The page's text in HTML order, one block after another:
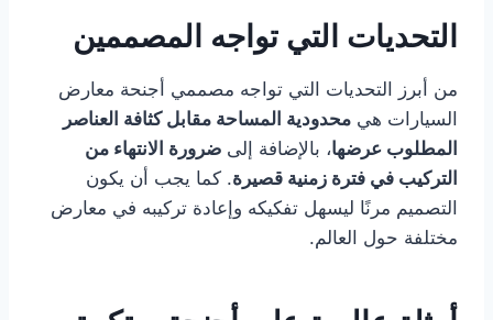
التحديات التي تواجه المصممين
من أبرز التحديات التي تواجه مصممي أجنحة معارض
السيارات هي محدودية المساحة مقابل كثافة العناصر
المطلوب عرضها، بالإضافة إلى ضرورة الانتهاء من
التركيب في فترة زمنية قصيرة. كما يجب أن يكون
التصميم مرنًا ليسهل تفكيكه وإعادة تركيبه في معارض
مختلفة حول العالم.